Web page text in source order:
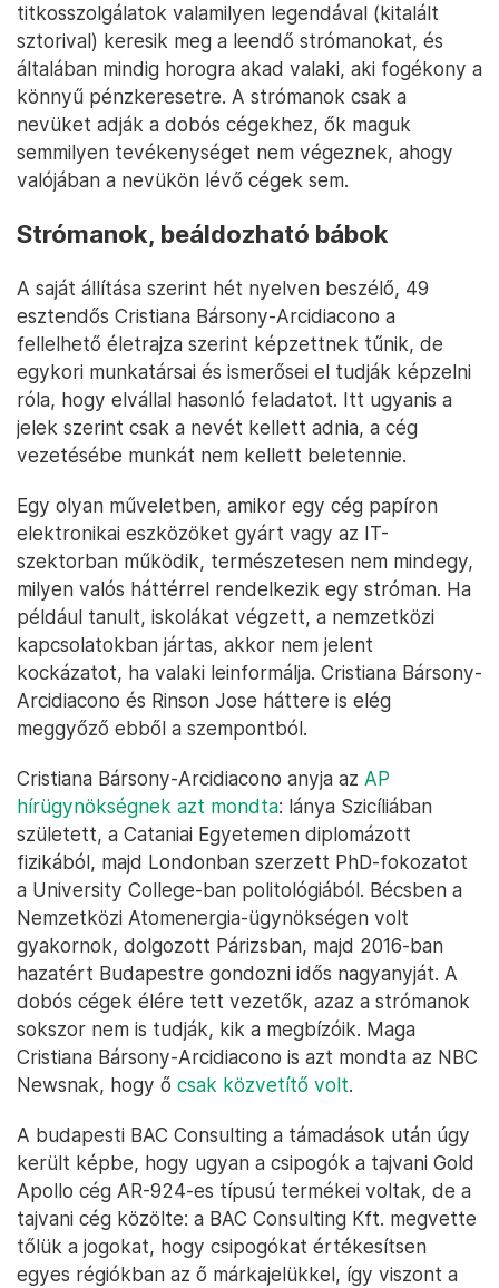
titkosszolgálatok valamilyen legendával (kitalált
sztorival) keresik meg a leendő strómanokat, és
általában mindig horogra akad valaki, aki fogékony a
könnyű pénzkeresetre. A strómanok csak a
nevüket adják a dobós cégekhez, ők maguk
semmilyen tevékenységet nem végeznek, ahogy
valójában a nevükön lévő cégek sem.
Strómanok, beáldozható bábok
A saját állítása szerint hét nyelven beszélő, 49
esztendős Cristiana Bársony-Arcidiacono a
fellelhető életrajza szerint képzettnek tűnik, de
egykori munkatársai és ismerősei el tudják képzelni
róla, hogy elvállal hasonló feladatot. Itt ugyanis a
jelek szerint csak a nevét kellett adnia, a cég
vezetésébe munkát nem kellett beletennie.
Egy olyan műveletben, amikor egy cég papíron
elektronikai eszközöket gyárt vagy az IT-
szektorban működik, természetesen nem mindegy,
milyen valós háttérrel rendelkezik egy stróman. Ha
például tanult, iskolákat végzett, a nemzetközi
kapcsolatokban jártas, akkor nem jelent
kockázatot, ha valaki leinformálja. Cristiana Bársony-
Arcidiacono és Rinson Jose háttere is elég
meggyőző ebből a szempontból.
Cristiana Bársony-Arcidiacono anyja az AP
hírügynökségnek azt mondta: lánya Szicíliában
született, a Cataniai Egyetemen diplomázott
fizikából, majd Londonban szerzett PhD-fokozatot
a University College-ban politológiából. Bécsben a
Nemzetközi Atomenergia-ügynökségen volt
gyakornok, dolgozott Párizsban, majd 2016-ban
hazatért Budapestre gondozni idős nagyanyját. A
dobós cégek élére tett vezetők, azaz a strómanok
sokszor nem is tudják, kik a megbízóik. Maga
Cristiana Bársony-Arcidiacono is azt mondta az NBC
Newsnak, hogy ő csak közvetítő volt.
A budapesti BAC Consulting a támadások után úgy
került képbe, hogy ugyan a csipogók a tajvani Gold
Apollo cég AR-924-es típusú termékei voltak, de a
tajvani cég közölte: a BAC Consulting Kft. megvette
tőlük a jogokat, hogy csipogókat értékesítsen
egyes régiókban az ő márkajelükkel, így viszont a